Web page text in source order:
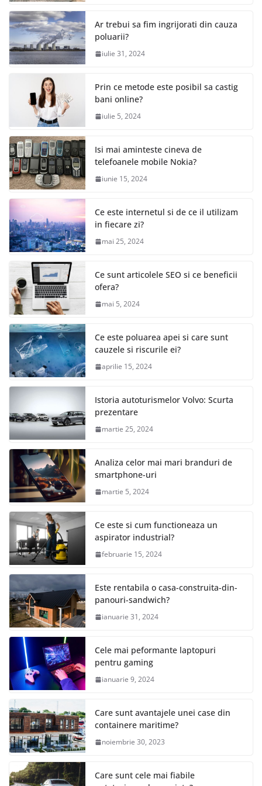
Ar trebui sa fim ingrijorati din cauza
poluarii?
iulie 31, 2024
Prin ce metode este posibil sa castig
bani online?
iulie 5, 2024
Isi mai aminteste cineva de
telefoanele mobile Nokia?
iunie 15, 2024
Ce este internetul si de ce il utilizam
in fiecare zi?
mai 25, 2024
Ce sunt articolele SEO si ce beneficii
ofera?
mai 5, 2024
Ce este poluarea apei si care sunt
cauzele si riscurile ei?
aprilie 15, 2024
Istoria autoturismelor Volvo: Scurta
prezentare
martie 25, 2024
Analiza celor mai mari branduri de
smartphone-uri
martie 5, 2024
Ce este si cum functioneaza un
aspirator industrial?
februarie 15, 2024
Este rentabila o casa-construita-din-
panouri-sandwich?
ianuarie 31, 2024
Cele mai peformante laptopuri
pentru gaming
ianuarie 9, 2024
Care sunt avantajele unei case din
containere maritime?
noiembrie 30, 2023
Care sunt cele mai fiabile